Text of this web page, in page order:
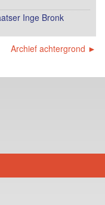
Inge Bronk
Archief achtergrond ►